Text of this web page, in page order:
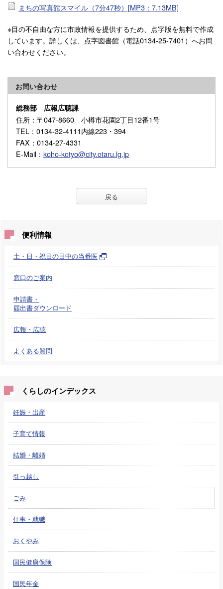
まちの写真館スマイル（7分47秒）[MP3：7.13MB]
※目の不自由な方に市政情報を提供するため、点字版を無料で作成
しています。詳しくは、点字図書館（電話0134-25-7401）へお問
い合わせください。
お問い合わせ
総務部 広報広聴課
住所 ：〒047-8660 小樽市花園2丁目12番1号
TEL ：0134-32-4111内線223・394
FAX ：0134-27-4331
E-Mail ： koho-kotyo@city.otaru.lg.jp
戻る
便利情報
土・日・祝日の日中の当番医
窓口のご案内
申請書・
届出書ダウンロード
広報・広聴
よくある質問
くらしのインデックス
妊娠・出産
子育て情報
結婚・離婚
引っ越し
ごみ
仕事・就職
おくやみ
国民健康保険
国民年金